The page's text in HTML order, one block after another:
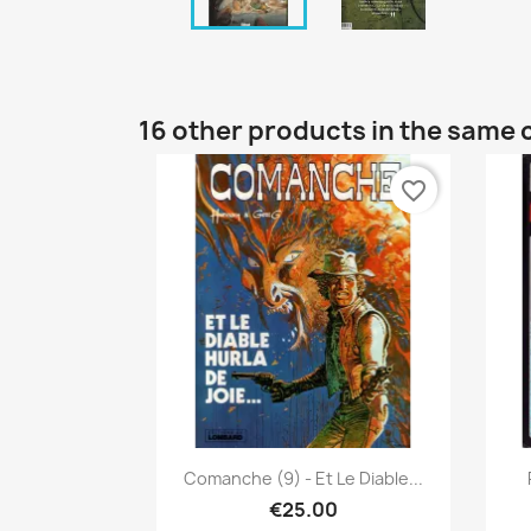
16 other products in the same
Quick view
Comanche (9) - Et Le Diable...
€25.00
favorite_border